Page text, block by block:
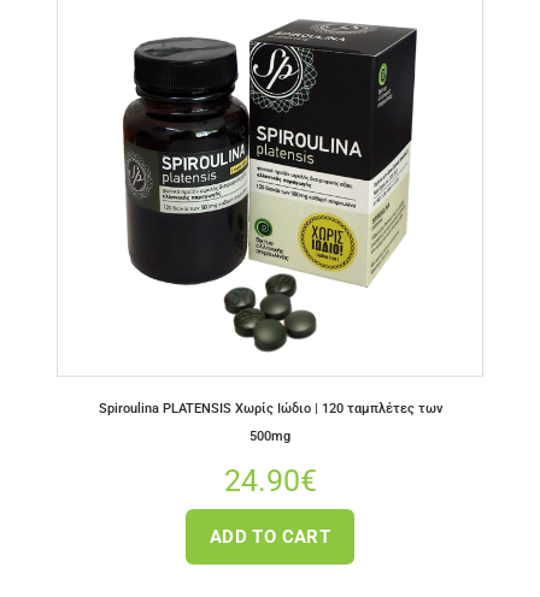
Spiroulina PLATENSIS Χωρίς Ιώδιο | 120 ταμπλέτες των
500mg
24.90€
ADD TO CART